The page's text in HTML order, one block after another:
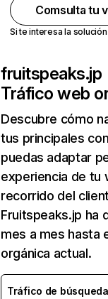
Comsulta tu
Si te interesa la
fruitspeaks.jp
Tráfico web
Descubre cómo
tus principales
puedas adaptar
experiencia de tu
recorrido del
Fruitspeaks.jp ha
mes a mes hasta
orgánica actual.
Tráfico de búsqueda